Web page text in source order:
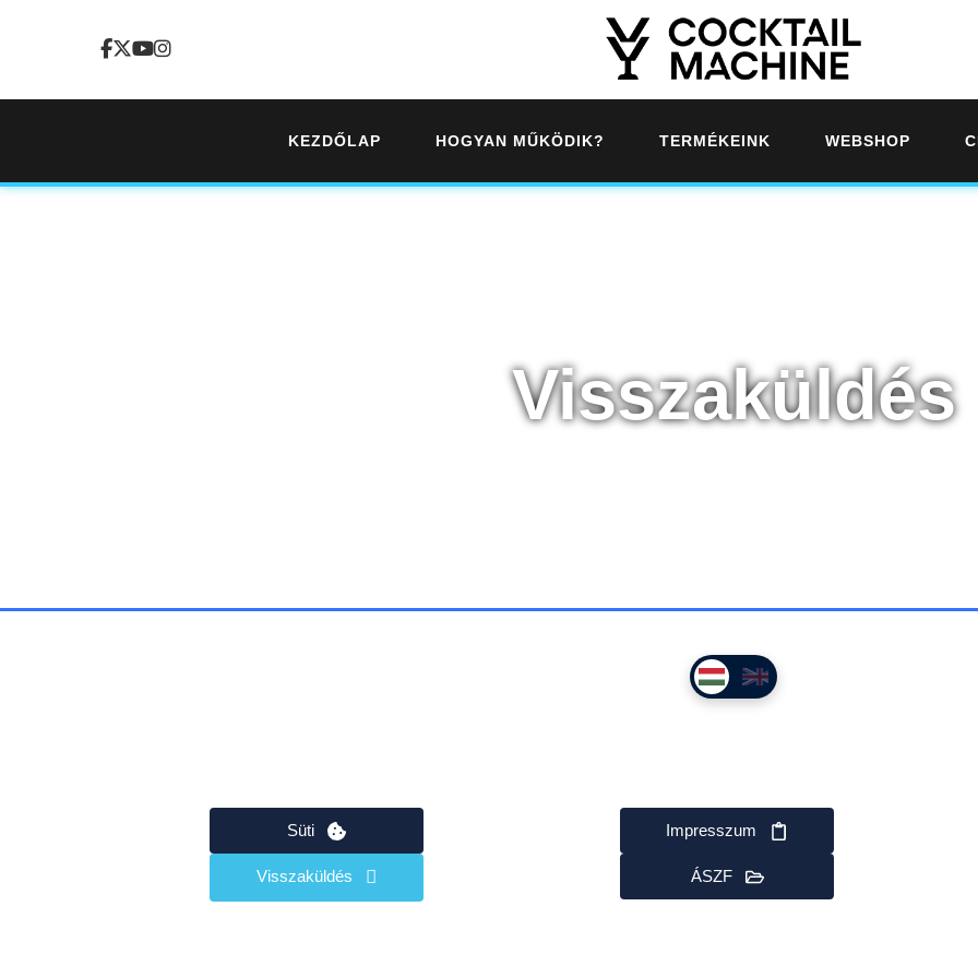
KEZDŐLAP HOGYAN MŰKÖDIK? TERMÉKEINK WEBSHOP
Visszaküldés
Süti
Visszaküldés
Impresszum
ÁSZF